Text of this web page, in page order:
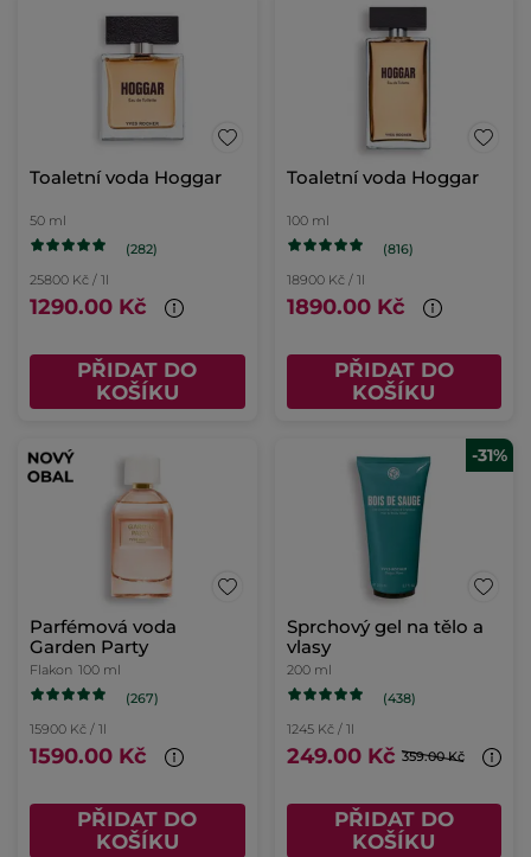
Toaletní voda Hoggar
50 ml
(282)
25800 Kč / 1l
1290.00 Kč
PŘIDAT DO
KOŠÍKU
Toaletní voda Hoggar
100 ml
(816)
18900 Kč / 1l
1890.00 Kč
PŘIDAT DO
KOŠÍKU
Parfémová voda
Garden Party
Flakon 100 ml
(267)
15900 Kč / 1l
1590.00 Kč
PŘIDAT DO
KOŠÍKU
-31%
Sprchový gel na tělo a
vlasy
200 ml
(438)
1245 Kč / 1l
249.00 Kč 359.00 Kč
PŘIDAT DO
KOŠÍKU